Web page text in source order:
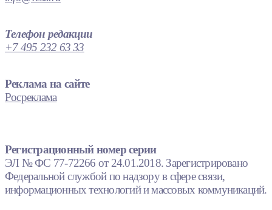
Телефон редакции
+7 495 232 63 33
Реклама на сайте
Росреклама
Регистрационный номер серии
ЭЛ № ФС 77-72266 от 24.01.2018. Зарегистрировано
Федеральной службой по надзору в сфере связи,
информационных технологий и массовых коммуникаций.